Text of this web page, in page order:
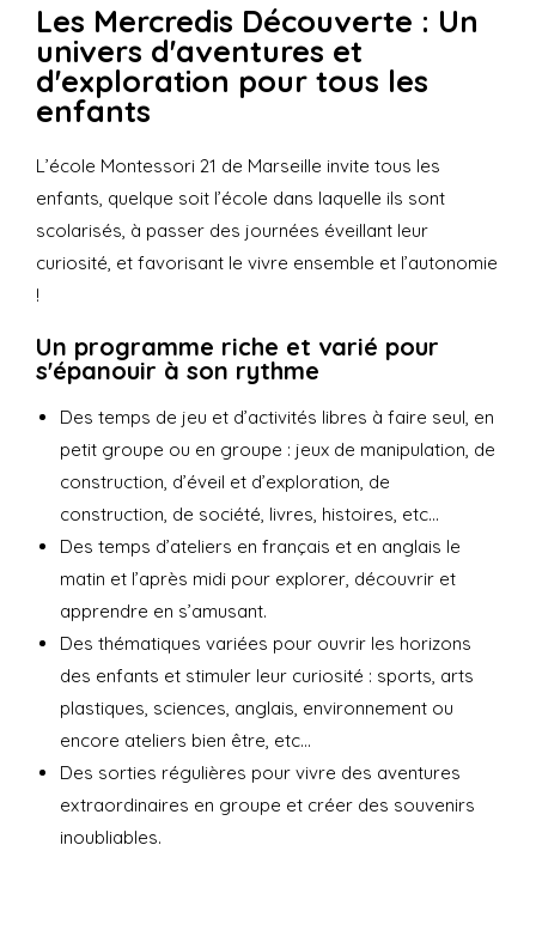
Les Mercredis Découverte : Un
univers d'aventures et
d'exploration pour tous les
enfants
L’école Montessori 21 de Marseille invite tous les
enfants, quelque soit l’école dans laquelle ils sont
scolarisés, à passer des journées éveillant leur
curiosité, et favorisant le vivre ensemble et l’autonomie
!
Un programme riche et varié pour
s'épanouir à son rythme
Des temps de jeu et d’activités libres à faire seul, en
petit groupe ou en groupe : jeux de manipulation, de
construction, d’éveil et d’exploration, de
construction, de société, livres, histoires, etc…
Des temps d’ateliers en français et en anglais le
matin et l’après midi pour explorer, découvrir et
apprendre en s’amusant.
Des thématiques variées pour ouvrir les horizons
des enfants et stimuler leur curiosité : sports, arts
plastiques, sciences, anglais, environnement ou
encore ateliers bien être, etc…
Des sorties régulières pour vivre des aventures
extraordinaires en groupe et créer des souvenirs
inoubliables.